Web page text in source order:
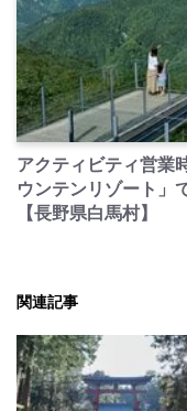
アクティビティ営業
ウンテンリゾート」
【長野県白馬村】
関連記事